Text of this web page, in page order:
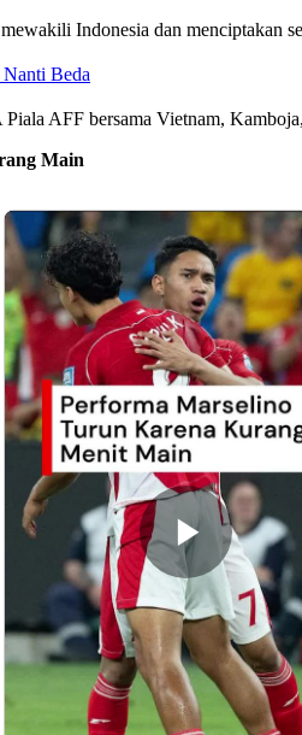
Indonesia dan menciptakan
Beda
AFF bersama Vietnam,
Main